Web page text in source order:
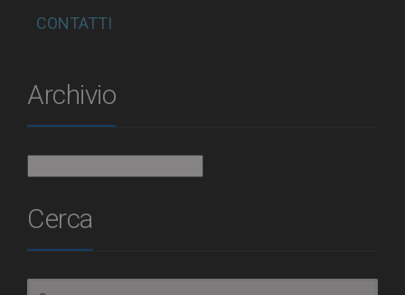
CONTATTI
Archivio
Cerca